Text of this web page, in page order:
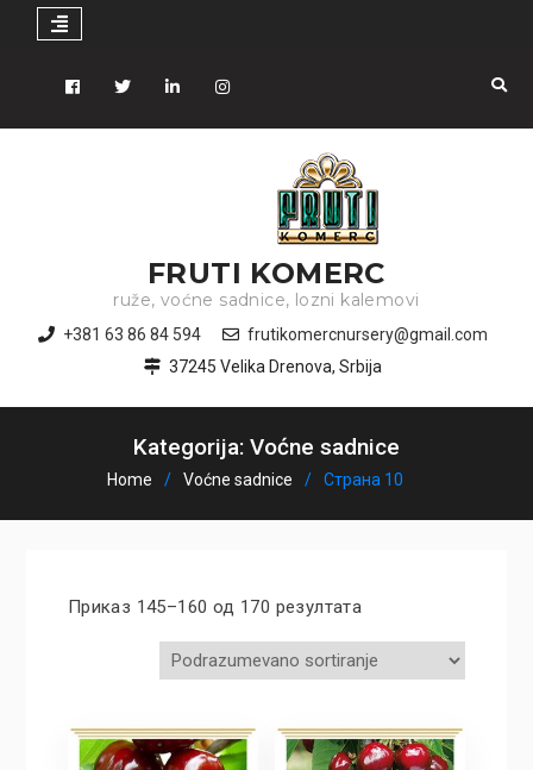
content
FRUTI KOMERC
ruže, voćne sadnice, lozni kalemovi
+381 63 86 84 594
frutikomercnursery@gmail.com
37245 Velika Drenova, Srbija
Kategorija: Voćne sadnice
Home Voćne sadnice Страна 10
Приказ 145–160 од 170 резултата